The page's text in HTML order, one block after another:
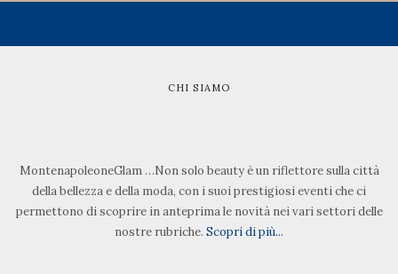
CHI SIAMO
MontenapoleoneGlam …Non solo beauty è un riflettore sulla città
della bellezza e della moda, con i suoi prestigiosi eventi che ci
permettono di scoprire in anteprima le novità nei vari settori delle
nostre rubriche. Scopri di più...